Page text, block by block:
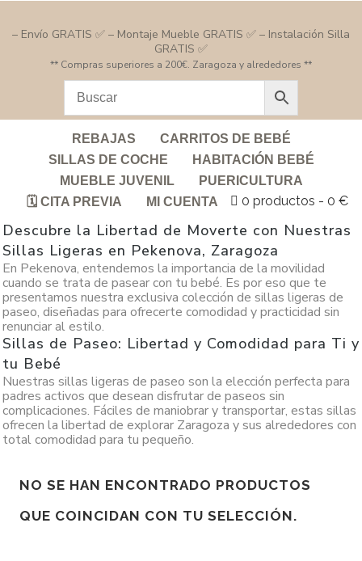
– Envío GRATIS ✅ – Montaje Mueble GRATIS ✅ – Instalación Silla
GRATIS ✅
** Compras superiores a 200€. Zaragoza y alrededores **
REBAJAS
CARRITOS DE BEBÉ
SILLAS DE COCHE
HABITACIÓN BEBÉ
MUEBLE JUVENIL
PUERICULTURA
🗓️ CITA PREVIA
MI CUENTA 0 productos 0 €
Descubre la Libertad de Moverte con Nuestras
Sillas Ligeras en Pekenova, Zaragoza
En Pekenova, entendemos la importancia de la movilidad
cuando se trata de pasear con tu bebé. Es por eso que te
presentamos nuestra exclusiva colección de sillas ligeras de
paseo, diseñadas para ofrecerte comodidad y practicidad sin
renunciar al estilo.
Sillas de Paseo: Libertad y Comodidad para Ti y
tu Bebé
Nuestras sillas ligeras de paseo son la elección perfecta para
padres activos que desean disfrutar de paseos sin
complicaciones. Fáciles de maniobrar y transportar, estas sillas
ofrecen la libertad de explorar Zaragoza y sus alrededores con
total comodidad para tu pequeño.
NO SE HAN ENCONTRADO PRODUCTOS
QUE COINCIDAN CON TU SELECCIÓN.